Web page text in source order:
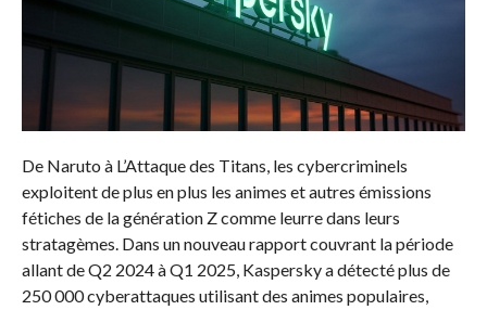
De Naruto à L’Attaque des Titans, les cybercriminels
exploitent de plus en plus les animes et autres émissions
fétiches de la génération Z comme leurre dans leurs
stratagèmes. Dans un nouveau rapport couvrant la période
allant de Q2 2024 à Q1 2025, Kaspersky a détecté plus de
250 000 cyberattaques utilisant des animes populaires,